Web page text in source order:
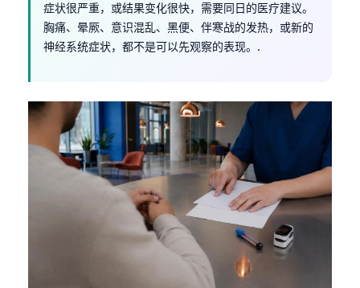
症状很严重，或结果变化很快，需要同日的医疗建议。
胸痛、晕厥、意识混乱、黑便、伴寒战的发热，或新的
神经系统症状，都不是可以先观察的表现。.
Bahasa Melayu
Tagalog
ไทย
ဗမာစာ
ភាសាខ្មែរ
አማርኛ
Українська